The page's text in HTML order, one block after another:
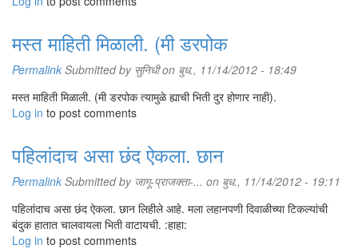
मस्त माहिती मिळाली. (मी डरपोक
Permalink Submitted by सुनिधीon बुध., 11/14/2012 - 18:49
मस्त माहिती मिळाली. (मी डरपोक त्यामुळे ह्याची भिती दुर होणार नाही).
Log in to post comments
पहिलांदाच असा छंद ऐकला. छान
Permalink Submitted by जागू-प्राजक्ता-... on बुध., 11/14/2012 - 19:11
पहिलांदाच असा छंद ऐकला. छान लिहीले आहे. मला लहानपणी दिवाळीच्या टिकल्यांची
बंदुक हातात चालवायला भिती वाटायची. :हाहा:
Log in to post comments